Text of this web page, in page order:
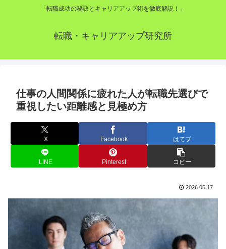
「転職成功の秘訣とキャリアアップ術を徹底解説！」
転職・キャリアアップ研究所
仕事の人間関係に疲れた人が転職先選びで
重視したい距離感と見極め方
X Facebook はてブ
LINE Pinterest コピー
2026.05.17